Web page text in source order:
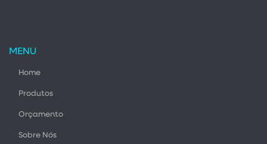
MENU
Home
Produtos
Orçamento
Sobre Nós